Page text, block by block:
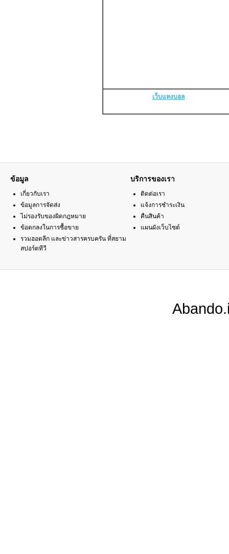
เว็บแทงบอล
ข้อมูล
เกี่ยวกับเรา
ข้อมูลการจัดส่ง
ไม่รองรับของผิดกฎหมาย
ข้อตกลงในการซื้อขาย
รวมฮอตลีก และข่าวสารครบครัน ที่สยาม
สปอร์ตทีวี
บริการของเรา
ติดต่อเรา
แจ้งการชำระเงิน
คืนสินค้า
แผนผังเว็บไซต์